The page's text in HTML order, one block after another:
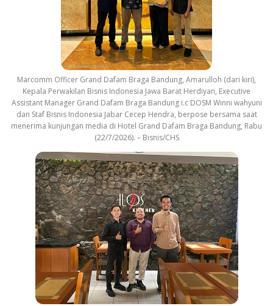
Marcomm Officer Grand Dafam Braga Bandung, Amarulloh (dari kiri),
Kepala Perwakilan Bisnis Indonesia Jawa Barat Herdiyan, Executive
Assistant Manager Grand Dafam Braga Bandung i.c DOSM Winni wahyuni
dan Staf Bisnis Indonesia Jabar Cecep Hendra, berpose bersama saat
menerima kunjungan media di Hotel Grand Dafam Braga Bandung, Rabu
(22/7/2026). – Bisnis/CHS